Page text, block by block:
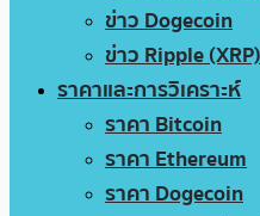
ข่าว Dogecoin
ข่าว Ripple (XRP)
ราคาและการวิเคราะห์
ราคา Bitcoin
ราคา Ethereum
ราคา Dogecoin